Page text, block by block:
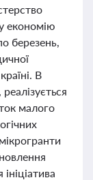
економію
березень,
В
малого